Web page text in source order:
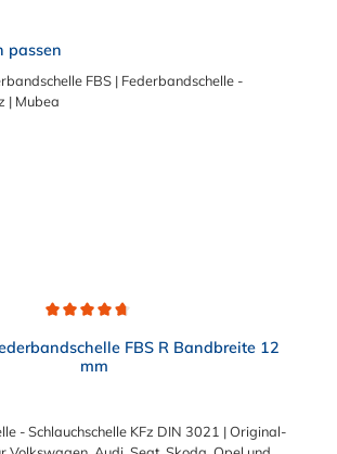
passen
FBS R Bandbreite 12
mm
- Schlauchschelle KFz DIN 3021 | Original-